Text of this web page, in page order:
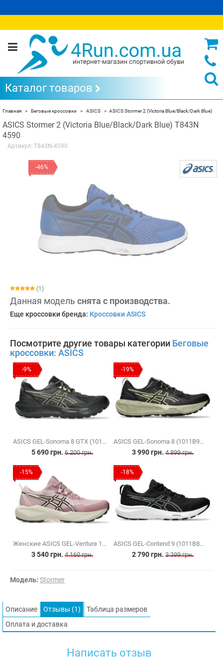
Каталог товаров
Главная Беговые кроссовки ASICS ASICS Stormer 2 (Victoria Blue/Black/Dark Blue)
ASICS Stormer 2 (Victoria Blue/Black/Dark Blue) T843N
4590
Артикул: T843N-4590
-46%
(1)
Данная модель снята с производства.
Еще кроссовки бренда: Кроссовки ASICS
Посмотрите другие товары категории Беговые
кроссовки: ASICS
-9%
ASICS GEL-Sonoma 8 GTX (1011B977-003)
5 690 грн. 6 200 грн.
-19%
ASICS GEL-Sonoma 8 (1011B979-002)
3 990 грн. 4 899 грн.
-15%
Женские ASICS GEL-Venture 11 (1012B933-700)
3 540 грн. 4 160 грн.
-18%
ASICS GEL-Contend 9 (1011B881-002)
2 790 грн. 3 399 грн.
Модель: Stormer
Описание Отзывы (1)
Таблица размеров
Оплата и доставка
Написать отзыв